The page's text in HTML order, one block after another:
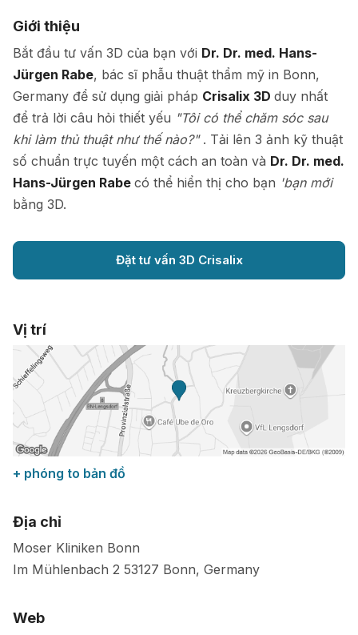
Giới thiệu
Bắt đầu tư vấn 3D của bạn với Dr. Dr. med. Hans-
Jürgen Rabe, bác sĩ phẫu thuật thẩm mỹ in Bonn,
Germany để sử dụng giải pháp Crisalix 3D duy nhất
để trả lời câu hỏi thiết yếu "Tôi có thể chăm sóc sau
khi làm thủ thuật như thế nào?" . Tải lên 3 ảnh kỹ thuật
số chuẩn trực tuyến một cách an toàn và Dr. Dr. med.
Hans-Jürgen Rabe có thể hiển thị cho bạn 'bạn mới
bằng 3D.
Đặt tư vấn 3D Crisalix
Vị trí
+ phóng to bản đồ
Địa chỉ
Moser Kliniken Bonn
Im Mühlenbach 2 53127 Bonn, Germany
Web